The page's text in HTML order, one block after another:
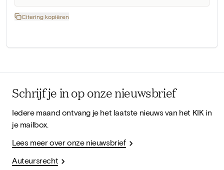
Citering kopiëren
Schrijf je in op onze nieuwsbrief
Iedere maand ontvang je het laatste nieuws van het KIK in
je mailbox.
Lees meer over onze nieuwsbrief
Auteursrecht